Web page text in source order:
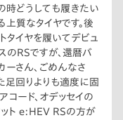
時どうしても履きたい
上質なタイヤです。後
タイヤを履いてデビュ
のRSですが、還暦バ
ーさん、ごめんなさ
足回りよりも適度に固
ード、オデッセイの
ット e:HEV RSの方が